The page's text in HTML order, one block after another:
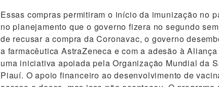
Essas compras permitiram o início da imunização no
no planejamento que o governo fizera no segundo
de recusar a compra da Coronavac, o governo
a farmacêutica AstraZeneca e com a adesão à
uma iniciativa apoiada pela Organização Mundial da
Piauí. O apoio financeiro ao desenvolvimento de